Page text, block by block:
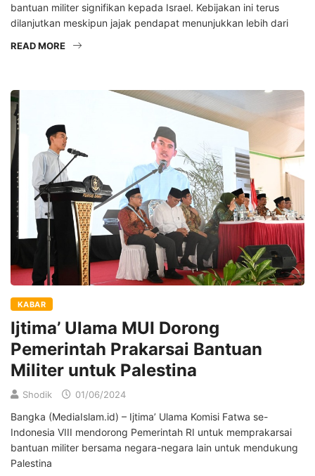
bantuan militer signifikan kepada Israel. Kebijakan ini terus
dilanjutkan meskipun jajak pendapat menunjukkan lebih dari
READ MORE
KABAR
Ijtima’ Ulama MUI Dorong
Pemerintah Prakarsai Bantuan
Militer untuk Palestina
Shodik 01/06/2024
Bangka (MediaIslam.id) – Ijtima’ Ulama Komisi Fatwa se-
Indonesia VIII mendorong Pemerintah RI untuk memprakarsai
bantuan militer bersama negara-negara lain untuk mendukung
Palestina